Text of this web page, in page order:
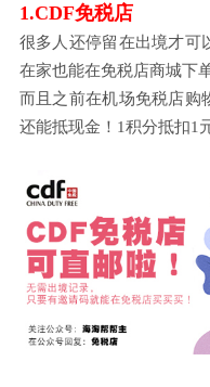
1.CDF免税店
很多人还停留在出境才可
在家也能在免税店商城下
而且之前在机场免税店购
还能抵现金！ 1积分抵扣1